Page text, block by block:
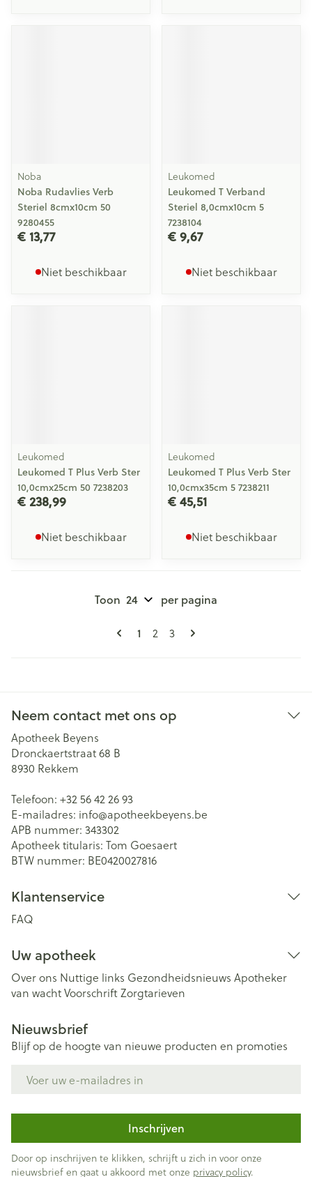
Noba
Noba Rudavlies Verb
Steriel 8cmx10cm 50
9280455
€ 13,77
Niet beschikbaar
Leukomed
Leukomed T Verband
Steriel 8,0cmx10cm 5
7238104
€ 9,67
Niet beschikbaar
Leukomed
Leukomed T Plus Verb Ster
10,0cmx25cm 50 7238203
€ 238,99
Niet beschikbaar
Leukomed
Leukomed T Plus Verb Ster
10,0cmx35cm 5 7238211
€ 45,51
Niet beschikbaar
Pagina's
U lees momenteel pagina
1 Pagina
2 Pagina
3
Toon per pagina
Neem contact met ons op
Apotheek Beyens
Dronckaertstraat 68 B
8930 Rekkem
Telefoon: +32 56 42 26 93
E-mailadres: info@apotheekbeyens.be
APB nummer: 343302
Apotheek titularis: Tom Goesaert
BTW nummer: BE0420027816
Klantenservice
FAQ
Uw apotheek
Over ons Nuttige links Gezondheidsnieuws Apotheker
van wachtVoorschriftZorgtarieven
Nieuwsbrief
Blijf op de hoogte van nieuwe producten en promoties
Inschrijven
Door op inschrijven te klikken, schrijft u zich in voor onze
nieuwsbrief en gaat u akkoord met onze privacy policy.